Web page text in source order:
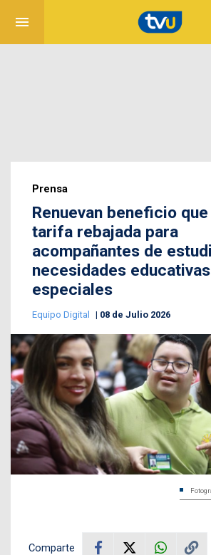
menu
Prensa
Renuevan beneficio
tarifa rebajada para
acompañantes de
necesidades educativas
especiales
Equipo Digital 08 de Julio 2026
Comparte